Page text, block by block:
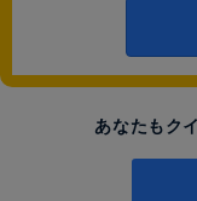
あなたもク